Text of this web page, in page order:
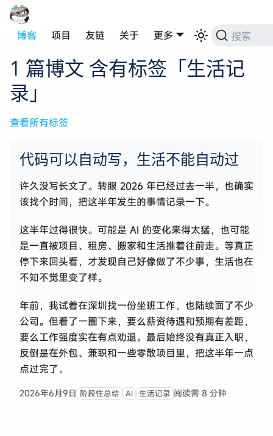
博客 项目 友链 关于 更多 搜索
1 篇博文 含有标签「生活记
录」
查看所有标签
代码可以自动写，生活不能自动过
许久没写长文了。转眼 2026 年已经过去一半，也确实
该找个时间，把这半年发生的事情记录一下。
这半年过得很快。可能是 AI 的变化来得太猛，也可能
是一直被项目、租房、搬家和生活推着往前走。等真正
停下来回头看，才发现自己好像做了不少事，生活也在
不知不觉里变了样。
年前，我试着在深圳找一份坐班工作，也陆续面了不少
公司。但看了一圈下来，要么薪资待遇和预期有差距，
要么工作强度实在有点劝退。最后始终没有真正入职，
反倒是在外包、兼职和一些零散项目里，把这半年一点
点过完了。
2026年6月9日 阶段性总结 AI 生活记录 阅读需 8 分钟